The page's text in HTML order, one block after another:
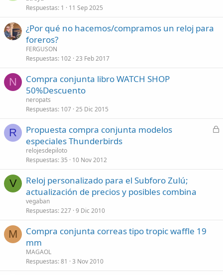
Respuestas 1 11 Sep 2025
¿Por qué no hacemos/compramos un reloj para
foreros?
FERGUSON
Respuestas 102 23 Feb 2017
N
Compra conjunta libro WATCH SHOP
50%Descuento
neropats
Respuestas 107 25 Dic 2015
R
C
Propuesta compra conjunta modelos
especiales Thunderbirds
relojesdepiloto
Respuestas 35 10 Nov 2012
V
Reloj personalizado para el Subforo Zulú;
actualización de precios y posibles combina
vegaban
Respuestas 227 9 Dic 2010
M
Compra conjunta correas tipo tropic waffle 19
mm
MAGAOL
Respuestas 81 3 Nov 2010